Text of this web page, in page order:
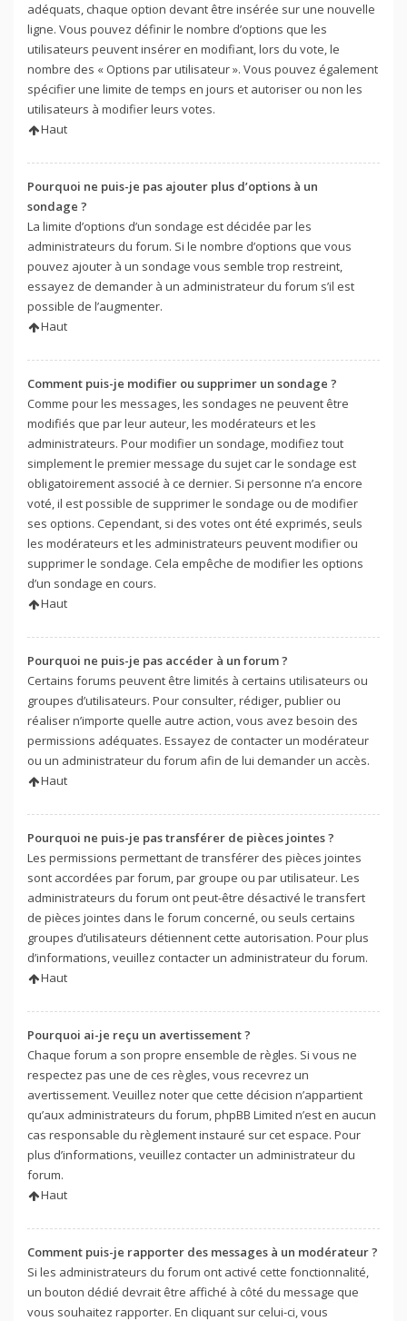
adéquats, chaque option devant être insérée sur une nouvelle
ligne. Vous pouvez définir le nombre d’options que les
utilisateurs peuvent insérer en modifiant, lors du vote, le
nombre des « Options par utilisateur ». Vous pouvez également
spécifier une limite de temps en jours et autoriser ou non les
utilisateurs à modifier leurs votes.
Haut
Pourquoi ne puis-je pas ajouter plus d’options à un
sondage ?
La limite d’options d’un sondage est décidée par les
administrateurs du forum. Si le nombre d’options que vous
pouvez ajouter à un sondage vous semble trop restreint,
essayez de demander à un administrateur du forum s’il est
possible de l’augmenter.
Haut
Comment puis-je modifier ou supprimer un sondage ?
Comme pour les messages, les sondages ne peuvent être
modifiés que par leur auteur, les modérateurs et les
administrateurs. Pour modifier un sondage, modifiez tout
simplement le premier message du sujet car le sondage est
obligatoirement associé à ce dernier. Si personne n’a encore
voté, il est possible de supprimer le sondage ou de modifier
ses options. Cependant, si des votes ont été exprimés, seuls
les modérateurs et les administrateurs peuvent modifier ou
supprimer le sondage. Cela empêche de modifier les options
d’un sondage en cours.
Haut
Pourquoi ne puis-je pas accéder à un forum ?
Certains forums peuvent être limités à certains utilisateurs ou
groupes d’utilisateurs. Pour consulter, rédiger, publier ou
réaliser n’importe quelle autre action, vous avez besoin des
permissions adéquates. Essayez de contacter un modérateur
ou un administrateur du forum afin de lui demander un accès.
Haut
Pourquoi ne puis-je pas transférer de pièces jointes ?
Les permissions permettant de transférer des pièces jointes
sont accordées par forum, par groupe ou par utilisateur. Les
administrateurs du forum ont peut-être désactivé le transfert
de pièces jointes dans le forum concerné, ou seuls certains
groupes d’utilisateurs détiennent cette autorisation. Pour plus
d’informations, veuillez contacter un administrateur du forum.
Haut
Pourquoi ai-je reçu un avertissement ?
Chaque forum a son propre ensemble de règles. Si vous ne
respectez pas une de ces règles, vous recevrez un
avertissement. Veuillez noter que cette décision n’appartient
qu’aux administrateurs du forum, phpBB Limited n’est en aucun
cas responsable du règlement instauré sur cet espace. Pour
plus d’informations, veuillez contacter un administrateur du
forum.
Haut
Comment puis-je rapporter des messages à un modérateur ?
Si les administrateurs du forum ont activé cette fonctionnalité,
un bouton dédié devrait être affiché à côté du message que
vous souhaitez rapporter. En cliquant sur celui-ci, vous